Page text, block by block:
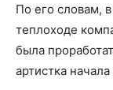
По его словам,
теплоходе
была
артистка